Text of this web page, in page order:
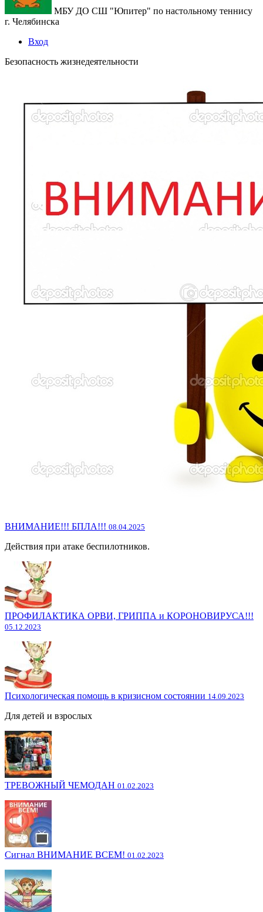
МБУ ДО СШ "Юпитер" по настольному теннису
г. Челябинска
Вход
Безопасность жизнедеятельности
ВНИМАНИЕ!!! БПЛА!!! 08.04.2025
Действия при атаке беспилотников.
ПРОФИЛАКТИКА ОРВИ, ГРИППА и КОРОНОВИРУСА!!!
05.12.2023
Психологическая помощь в кризисном состоянии 14.09.2023
Для детей и взрослых
ТРЕВОЖНЫЙ ЧЕМОДАН 01.02.2023
Сигнал ВНИМАНИЕ ВСЕМ! 01.02.2023